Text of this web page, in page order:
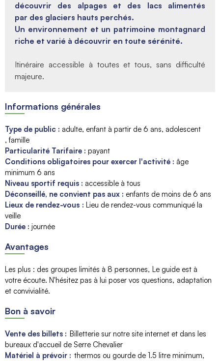
découvrir des alpages et des lacs alimentés
par des glaciers hauts perchés.
Un environnement et un patrimoine montagnard
riche et varié à découvrir en toute sérénité.
Itinéraire accessible à toutes et tous, sans difficulté
majeure.
Informations générales
Type de public : adulte enfant à partir de 6 ans adolescent
famille
Particularité Tarifaire : payant
Conditions obligatoires pour exercer l'activité : âge
minimum 6 ans
Niveau sportif requis : accessible à tous
Déconseillé, ne convient pas aux : enfants de moins de 6 ans
Lieux de rendez-vous : Lieu de rendez-vous communiqué la
veille
Durée : journée
Avantages
Les plus : des groupes limités à 8 personnes
Le guide est à
votre écoute. N'hésitez pas à lui poser vos questions adaptation
et convivialité
Bon à savoir
Vente des billets : Billetterie sur notre site internet et dans les
bureaux d'accueil de Serre Chevalier
Matériel à prévoir : thermos ou gourde de 1.5 litre minimum